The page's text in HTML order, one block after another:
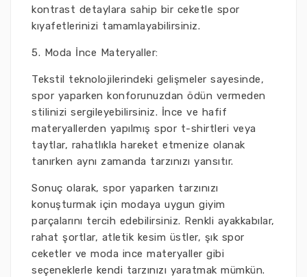
kontrast detaylara sahip bir ceketle spor
kıyafetlerinizi tamamlayabilirsiniz.
5. Moda İnce Materyaller:
Tekstil teknolojilerindeki gelişmeler sayesinde,
spor yaparken konforunuzdan ödün vermeden
stilinizi sergileyebilirsiniz. İnce ve hafif
materyallerden yapılmış spor t-shirtleri veya
taytlar, rahatlıkla hareket etmenize olanak
tanırken aynı zamanda tarzınızı yansıtır.
Sonuç olarak, spor yaparken tarzınızı
konuşturmak için modaya uygun giyim
parçalarını tercih edebilirsiniz. Renkli ayakkabılar,
rahat şortlar, atletik kesim üstler, şık spor
ceketler ve moda ince materyaller gibi
seçeneklerle kendi tarzınızı yaratmak mümkün.